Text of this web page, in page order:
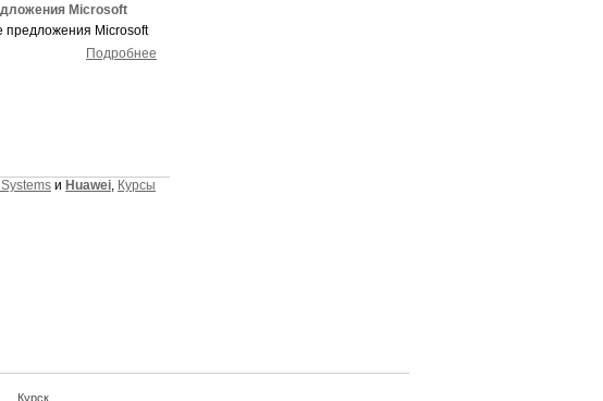
Microsoft
Подробнее
и Huawei Курсы
Курск